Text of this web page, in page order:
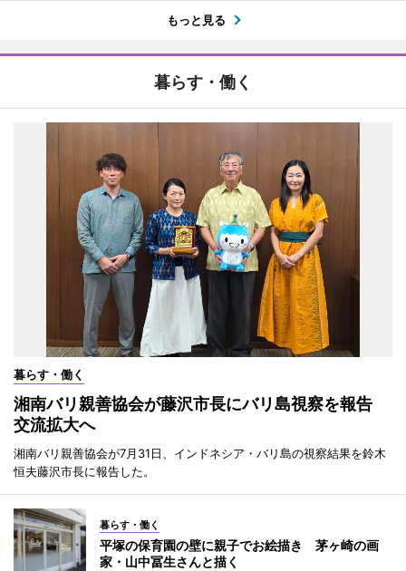
もっと見る
暮らす・働く
暮らす・働く
湘南バリ親善協会が藤沢市長にバリ島視察を報告
交流拡大へ
湘南バリ親善協会が7月31日、インドネシア・バリ島の視察結果を鈴木
恒夫藤沢市長に報告した。
暮らす・働く
平塚の保育園の壁に親子でお絵描き 茅ヶ崎の画
家・山中冨生さんと描く